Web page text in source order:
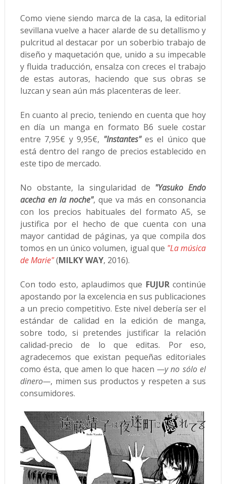
Como viene siendo marca de la casa, la editorial
sevillana vuelve a hacer alarde de su detallismo y
pulcritud al destacar por un soberbio trabajo de
diseño y maquetación que, unido a su impecable
y fluida traducción, ensalza con creces el trabajo
de estas autoras, haciendo que sus obras se
luzcan y sean aún más placenteras de leer.
En cuanto al precio, teniendo en cuenta que hoy
en día un manga en formato B6 suele costar
entre 7,95€ y 9,95€, "Instantes"es el único que
está dentro del rango de precios establecido en
este tipo de mercado.
No obstante, la singularidad de "Yasuko Endo
acecha en la noche", que va más en consonancia
con los precios habituales del formato A5, se
justifica por el hecho de que cuenta con una
mayor cantidad de páginas, ya que compila dos
tomos en un único volumen, igual que "La música
de Marie"(MILKY WAY, 2016).
Con todo esto, aplaudimos que FUJURcontinúe
apostando por la excelencia en sus publicaciones
a un precio competitivo. Este nivel debería ser el
estándar de calidad en la edición de manga,
sobre todo, si pretendes justificar la relación
calidad-precio de lo que editas. Por eso,
agradecemos que existan pequeñas editoriales
como ésta, que amen lo que hacen—y no sólo el
dinero—, mimen sus productos y respeten a sus
consumidores.